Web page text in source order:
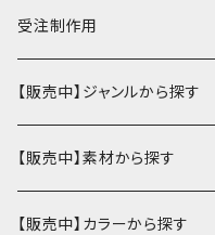
受注制作用
財布・小銭入れ
ミニ財布
ハーフ・二つ折り財布
名刺入れ・定期入れ
カードケース・名刺入れ
ミニチュア・雑貨
【販売中】ジャンルから探す
カードケース・名刺入れ
カードケース
パスケース・定期入れ
【販売中】素材から探す
牛革
【販売中】カラーから探す